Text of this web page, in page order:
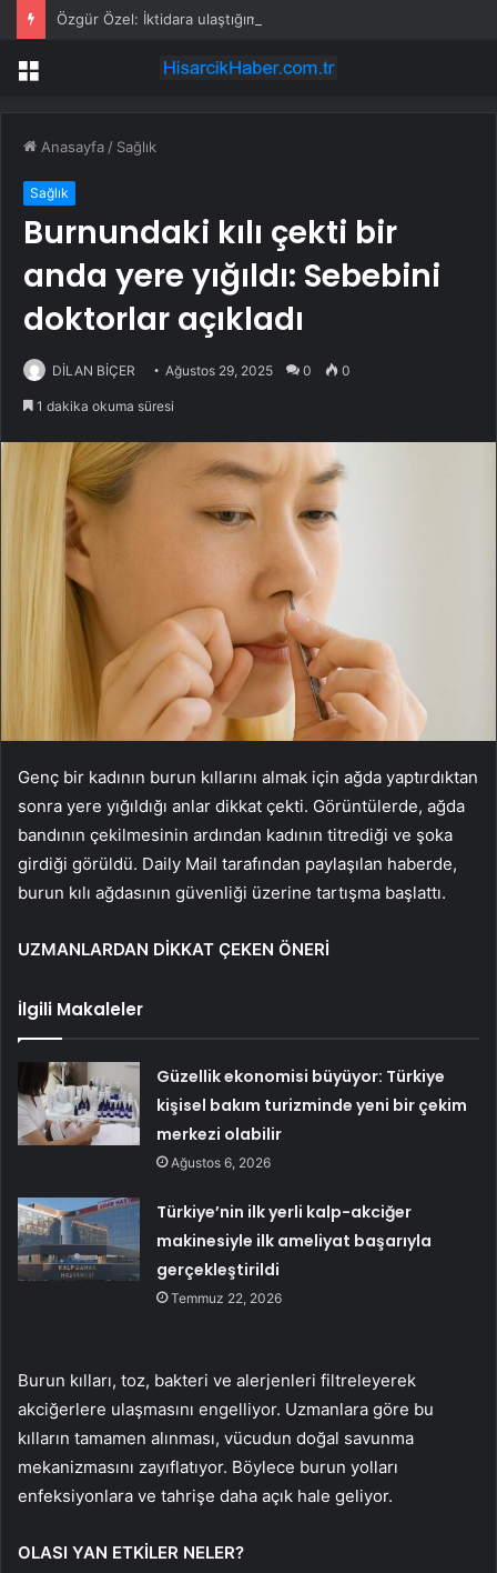
Menü
Anasayfa / Sağlık
Sağlık
Burnundaki kılı çekti bir
anda yere yığıldı: Sebebini
doktorlar açıkladı
DİLAN BİÇER Ağustos 29, 2025 0 0
1 dakika okuma süresi
Genç bir kadının burun kıllarını almak için ağda yaptırdıktan
sonra yere yığıldığı anlar dikkat çekti. Görüntülerde, ağda
bandının çekilmesinin ardından kadının titrediği ve şoka
girdiği görüldü. Daily Mail tarafından paylaşılan haberde,
burun kılı ağdasının güvenliği üzerine tartışma başlattı.
UZMANLARDAN DİKKAT ÇEKEN ÖNERİ
İlgili Makaleler
Güzellik ekonomisi büyüyor: Türkiye
kişisel bakım turizminde yeni bir çekim
merkezi olabilir
Ağustos 6, 2026
Türkiye’nin ilk yerli kalp-akciğer
makinesiyle ilk ameliyat başarıyla
gerçekleştirildi
Temmuz 22, 2026
Burun kılları, toz, bakteri ve alerjenleri filtreleyerek
akciğerlere ulaşmasını engelliyor. Uzmanlara göre bu
kılların tamamen alınması, vücudun doğal savunma
mekanizmasını zayıflatıyor. Böylece burun yolları
enfeksiyonlara ve tahrişe daha açık hale geliyor.
OLASI YAN ETKİLER NELER?